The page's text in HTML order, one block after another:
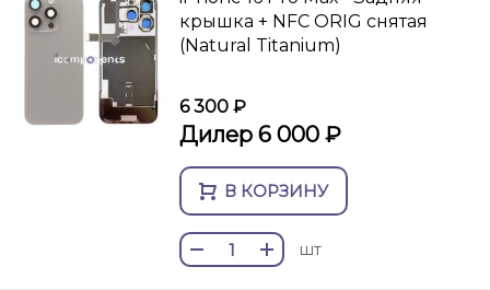
крышка + NFC ORIG снятая
(Natural Titanium)
6 300 ₽
Дилер 6 000 ₽
В КОРЗИНУ
шт